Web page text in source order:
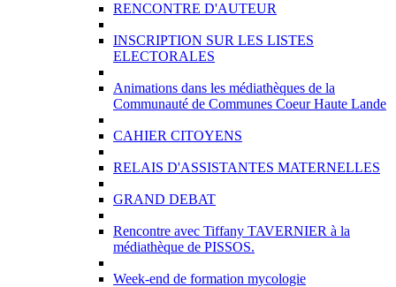
RENCONTRE D'AUTEUR
INSCRIPTION SUR LES LISTES
ELECTORALES
Animations dans les médiathèques de la
Communauté de Communes Coeur Haute Lande
CAHIER CITOYENS
RELAIS D'ASSISTANTES MATERNELLES
GRAND DEBAT
Rencontre avec Tiffany TAVERNIER à la
médiathèque de PISSOS.
Week-end de formation mycologie